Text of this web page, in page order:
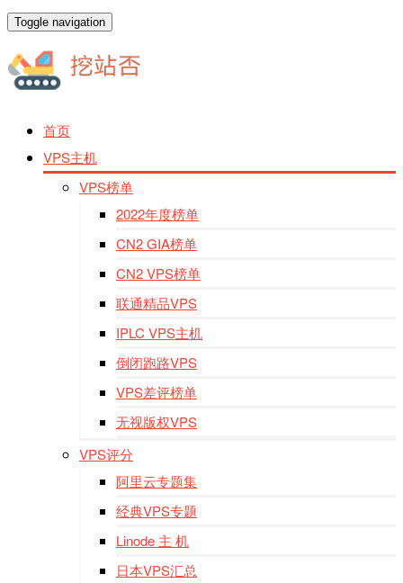
Toggle navigation
首页
VPS主机
VPS榜单
2022年度榜单
CN2 GIA榜单
CN2 VPS榜单
联通精品VPS
IPLC VPS主机
倒闭跑路VPS
VPS差评榜单
无视版权VPS
VPS评分
阿里云专题集
经典VPS专题
Linode 主 机
日本VPS汇总